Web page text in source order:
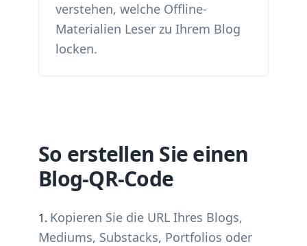
verstehen, welche Offline-
Materialien Leser zu Ihrem Blog
locken.
So erstellen Sie einen
Blog-QR-Code
Kopieren Sie die URL Ihres Blogs,
Mediums, Substacks, Portfolios oder